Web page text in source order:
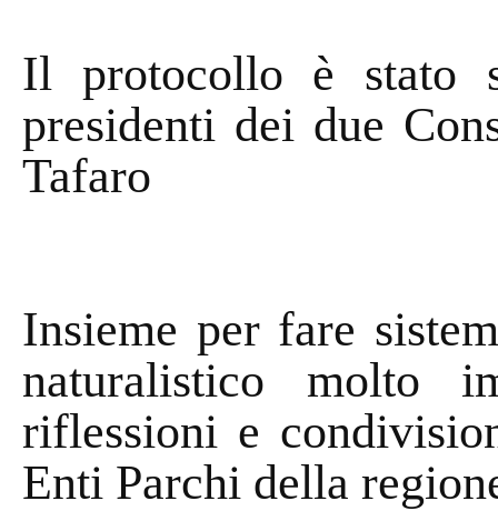
Il protocollo è stato
presidenti dei due
Tafaro
Insieme per fare
naturalistico molto
riflessioni e
Enti Parchi della